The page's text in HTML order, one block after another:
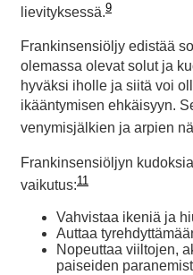
lievityksessä.9
Frankinsensiöljy edistää
olemassa olevat solut ja
hyväksi iholle ja siitä voi
ikääntymisen ehkäisyyn.
venymisjälkien ja arpien
Frankinsensiöljyn
vaikutus:11
Vahvistaa ikeniä ja
Auttaa
Nopeuttaa viiltojen,
paiseiden